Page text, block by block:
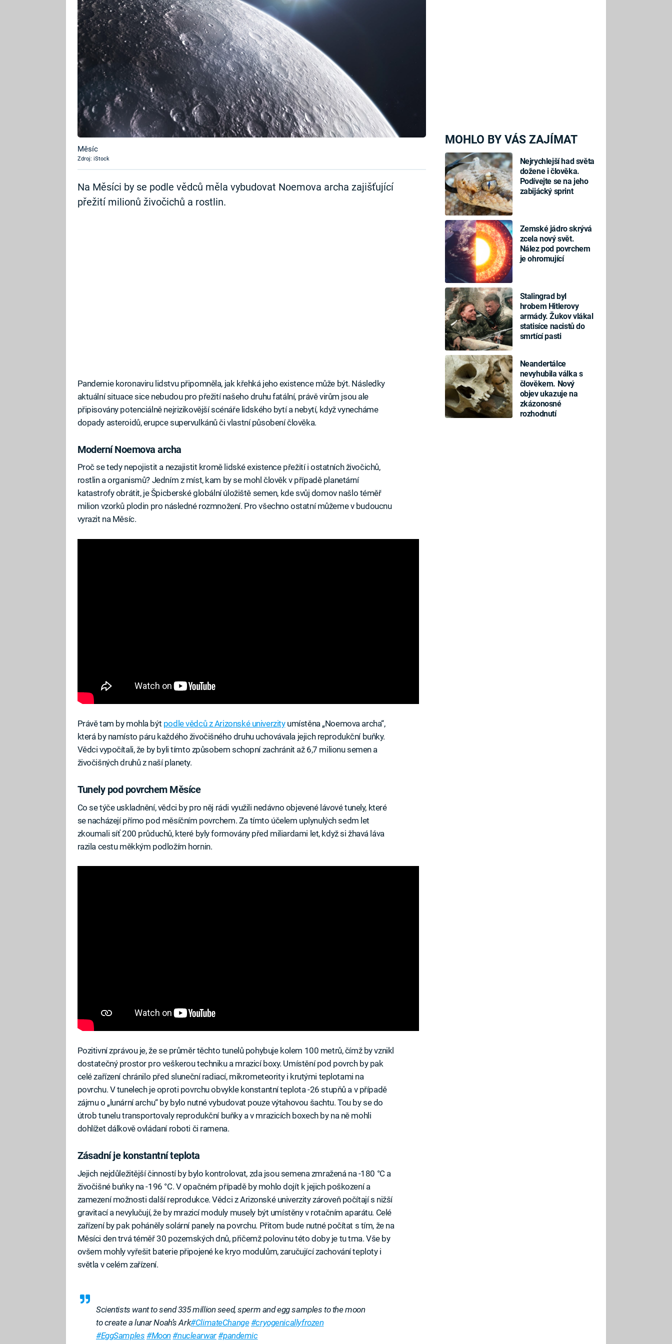
MOHLO BY VÁS ZAJÍMAT
Nejrychlejší had světa
dožene i člověka.
Podívejte se na jeho
zabijácký sprint
Zemské jádro skrývá
zcela nový svět.
Nález pod povrchem
je ohromující
Stalingrad byl
hrobem Hitlerovy
armády. Žukov vlákal
statisíce nacistů do
smrtící pasti
Neandertálce
nevyhubila válka s
člověkem. Nový
objev ukazuje na
zkázonosné
rozhodnutí
Měsíc
Zdroj: iStock
Na Měsíci by se podle vědců měla vybudovat Noemova archa zajišťující
přežití milionů živočichů a rostlin.
Pandemie koronaviru lidstvu připomněla, jak křehká jeho existence může být. Následky
aktuální situace sice nebudou pro přežití našeho druhu fatální, právě virům jsou ale
připisovány potenciálně nejrizikovější scénáře lidského bytí a nebytí, když vynecháme
dopady asteroidů, erupce supervulkánů či vlastní působení člověka.
Moderní Noemova archa
Proč se tedy nepojistit a nezajistit kromě lidské existence přežití i ostatních živočichů,
rostlin a organismů? Jedním z míst, kam by se mohl člověk v případě planetární
katastrofy obrátit, je Špicberské globální úložiště semen, kde svůj domov našlo téměř
milion vzorků plodin pro následné rozmnožení. Pro všechno ostatní můžeme v budoucnu
vyrazit na Měsíc.
Právě tam by mohla být podle vědců z Arizonské univerzityumístěna „Noemova archa“,
která by namísto páru každého živočišného druhu uchovávala jejich reprodukční buňky.
Vědci vypočítali, že by byli tímto způsobem schopní zachránit až 6,7 milionu semen a
živočišných druhů z naší planety.
Tunely pod povrchem Měsíce
Co se týče uskladnění, vědci by pro něj rádi využili nedávno objevené lávové tunely, které
se nacházejí přímo pod měsíčním povrchem. Za tímto účelem uplynulých sedm let
zkoumali síť 200 průduchů, které byly formovány před miliardami let, když si žhavá láva
razila cestu měkkým podložím hornin.
Pozitivní zprávou je, že se průměr těchto tunelů pohybuje kolem 100 metrů, čímž by vznikl
dostatečný prostor pro veškerou techniku a mrazicí boxy. Umístění pod povrch by pak
celé zařízení chránilo před sluneční radiací, mikrometeority i krutými teplotami na
povrchu. V tunelech je oproti povrchu obvykle konstantní teplota -26 stupňů a v případě
zájmu o „lunární archu“ by bylo nutné vybudovat pouze výtahovou šachtu. Tou by se do
útrob tunelu transportovaly reprodukční buňky a v mrazicích boxech by na ně mohli
dohlížet dálkově ovládaní roboti či ramena.
Zásadní je konstantní teplota
Jejich nejdůležitější činností by bylo kontrolovat, zda jsou semena zmražená na -180 °C a
živočišné buňky na -196 °C. V opačném případě by mohlo dojít k jejich poškození a
zamezení možnosti další reprodukce. Vědci z Arizonské univerzity zároveň počítají s nižší
gravitací a nevylučují, že by mrazicí moduly musely být umístěny v rotačním aparátu. Celé
zařízení by pak poháněly solární panely na povrchu. Přitom bude nutné počítat s tím, že na
Měsíci den trvá téměř 30 pozemských dnů, přičemž polovinu této doby je tu tma. Vše by
ovšem mohly vyřešit baterie připojené ke kryo modulům, zaručující zachování teploty i
světla v celém zařízení.
Scientists want to send 335 million seed, sperm and egg samples to the moon
to create a lunar Noah’s Ark#ClimateChange#cryogenicallyfrozen
#EggSamples #Moon #nuclearwar#pandemic